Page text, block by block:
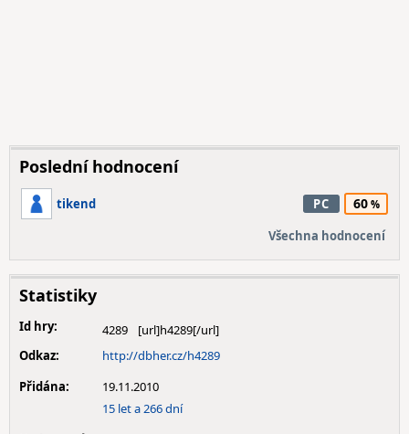
Poslední hodnocení
tikend PC 60
Všechna hodnocení
Statistiky
Id hry:
4289
Odkaz:
http://dbher.cz/h4289
Přidána:
19.11.2010
15 let a 266 dní